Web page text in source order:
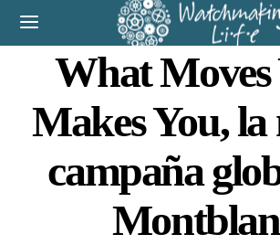
What Moves
Makes You, la
campaña